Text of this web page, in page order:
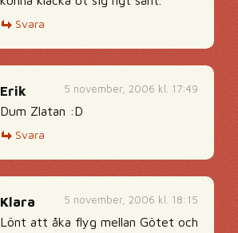
Svara
5 november, 2006 kl. 17:49
Erik
Dum Zlatan :D
Svara
5 november, 2006 kl. 18:15
Klara
Lönt att åka flyg mellan Götet och